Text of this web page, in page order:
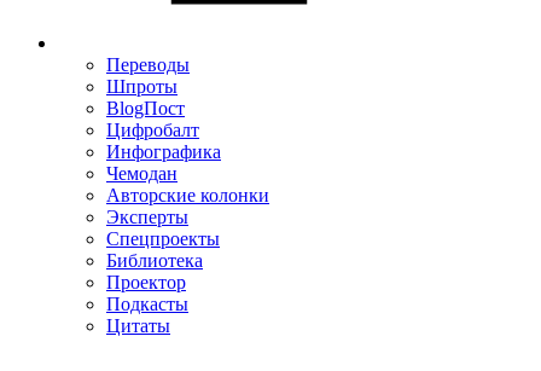
Переводы
Шпроты
BlogПост
Цифробалт
Инфографика
Чемодан
Авторские колонки
Эксперты
Спецпроекты
Библиотека
Проектор
Подкасты
Цитаты